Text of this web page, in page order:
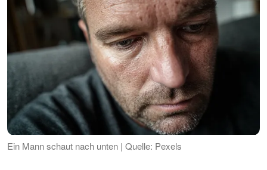
Ein Mann schaut nach unten | Quelle: Pexels